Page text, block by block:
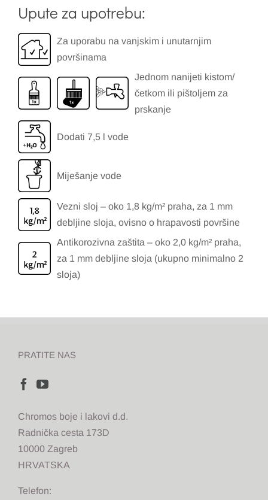
Upute za upotrebu:
Za uporabu na vanjskim i unutarnjim
površinama
Jednom nanijeti kistom/
četkom ili pištoljem za
prskanje
Dodati 7,5 l vode
Miješanje vode
Vezni sloj – oko 1,8 kg/m² praha, za 1 mm
debljine sloja, ovisno o hrapavosti površine
Antikorozivna zaštita – oko 2,0 kg/m² praha,
za 1 mm debljine sloja (ukupno minimalno 2
sloja)
PRATITE NAS
Chromos boje i lakovi d.d.
Radnička cesta 173D
10000 Zagreb
HRVATSKA
Telefon: